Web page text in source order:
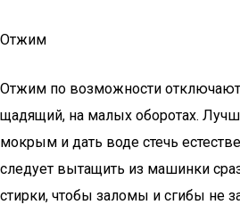
Отжим
Отжим по возможности
щадящий, на малых оборотах.
мокрым и дать воде стечь
следует вытащить из машинки
стирки, чтобы заломы и сгибы не